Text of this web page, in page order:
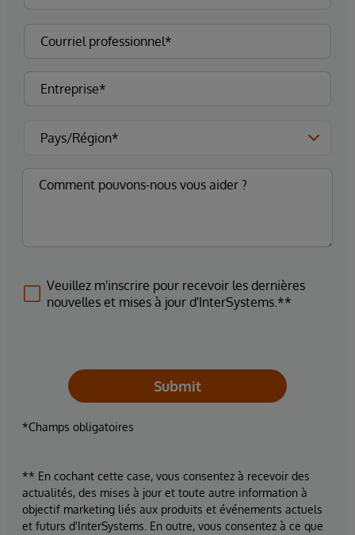
Veuillez m'inscrire pour recevoir les dernières
nouvelles et mises à jour d'InterSystems.**
Submit
*Champs obligatoires
** En cochant cette case, vous consentez à recevoir des
actualités, des mises à jour et toute autre information à
objectif marketing liés aux produits et événements actuels
et futurs d'InterSystems. En outre, vous consentez à ce que